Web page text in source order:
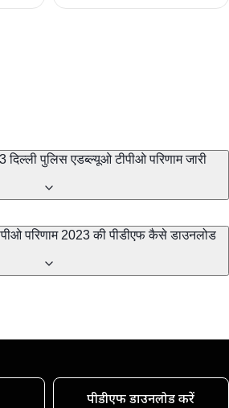
पुलिस एडब्ल्यूओ टीपीओ परिणाम जारी
परिणाम 2023 की पीडीएफ कैसे डाउनलोड
पीडीएफ डाउनलोड करें